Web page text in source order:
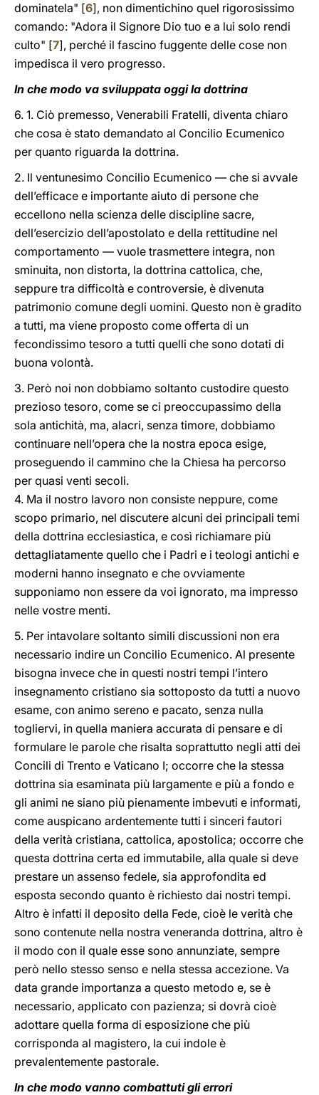
dominatela" [6], non dimentichino quel rigorosissimo
comando: "Adora il Signore Dio tuo e a lui solo rendi
culto" [7], perché il fascino fuggente delle cose non
impedisca il vero progresso.
In che modo va sviluppata oggi la dottrina
6. 1. Ciò premesso, Venerabili Fratelli, diventa chiaro
che cosa è stato demandato al Concilio Ecumenico
per quanto riguarda la dottrina.
2. Il ventunesimo Concilio Ecumenico — che si avvale
dell’efficace e importante aiuto di persone che
eccellono nella scienza delle discipline sacre,
dell’esercizio dell’apostolato e della rettitudine nel
comportamento — vuole trasmettere integra, non
sminuita, non distorta, la dottrina cattolica, che,
seppure tra difficoltà e controversie, è divenuta
patrimonio comune degli uomini. Questo non è gradito
a tutti, ma viene proposto come offerta di un
fecondissimo tesoro a tutti quelli che sono dotati di
buona volontà.
3. Però noi non dobbiamo soltanto custodire questo
prezioso tesoro, come se ci preoccupassimo della
sola antichità, ma, alacri, senza timore, dobbiamo
continuare nell’opera che la nostra epoca esige,
proseguendo il cammino che la Chiesa ha percorso
per quasi venti secoli.
4. Ma il nostro lavoro non consiste neppure, come
scopo primario, nel discutere alcuni dei principali temi
della dottrina ecclesiastica, e così richiamare più
dettagliatamente quello che i Padri e i teologi antichi e
moderni hanno insegnato e che ovviamente
supponiamo non essere da voi ignorato, ma impresso
nelle vostre menti.
5. Per intavolare soltanto simili discussioni non era
necessario indire un Concilio Ecumenico. Al presente
bisogna invece che in questi nostri tempi l’intero
insegnamento cristiano sia sottoposto da tutti a nuovo
esame, con animo sereno e pacato, senza nulla
togliervi, in quella maniera accurata di pensare e di
formulare le parole che risalta soprattutto negli atti dei
Concili di Trento e Vaticano I; occorre che la stessa
dottrina sia esaminata più largamente e più a fondo e
gli animi ne siano più pienamente imbevuti e informati,
come auspicano ardentemente tutti i sinceri fautori
della verità cristiana, cattolica, apostolica; occorre che
questa dottrina certa ed immutabile, alla quale si deve
prestare un assenso fedele, sia approfondita ed
esposta secondo quanto è richiesto dai nostri tempi.
Altro è infatti il deposito della Fede, cioè le verità che
sono contenute nella nostra veneranda dottrina, altro è
il modo con il quale esse sono annunziate, sempre
però nello stesso senso e nella stessa accezione. Va
data grande importanza a questo metodo e, se è
necessario, applicato con pazienza; si dovrà cioè
adottare quella forma di esposizione che più
corrisponda al magistero, la cui indole è
prevalentemente pastorale.
In che modo vanno combattuti gli errori